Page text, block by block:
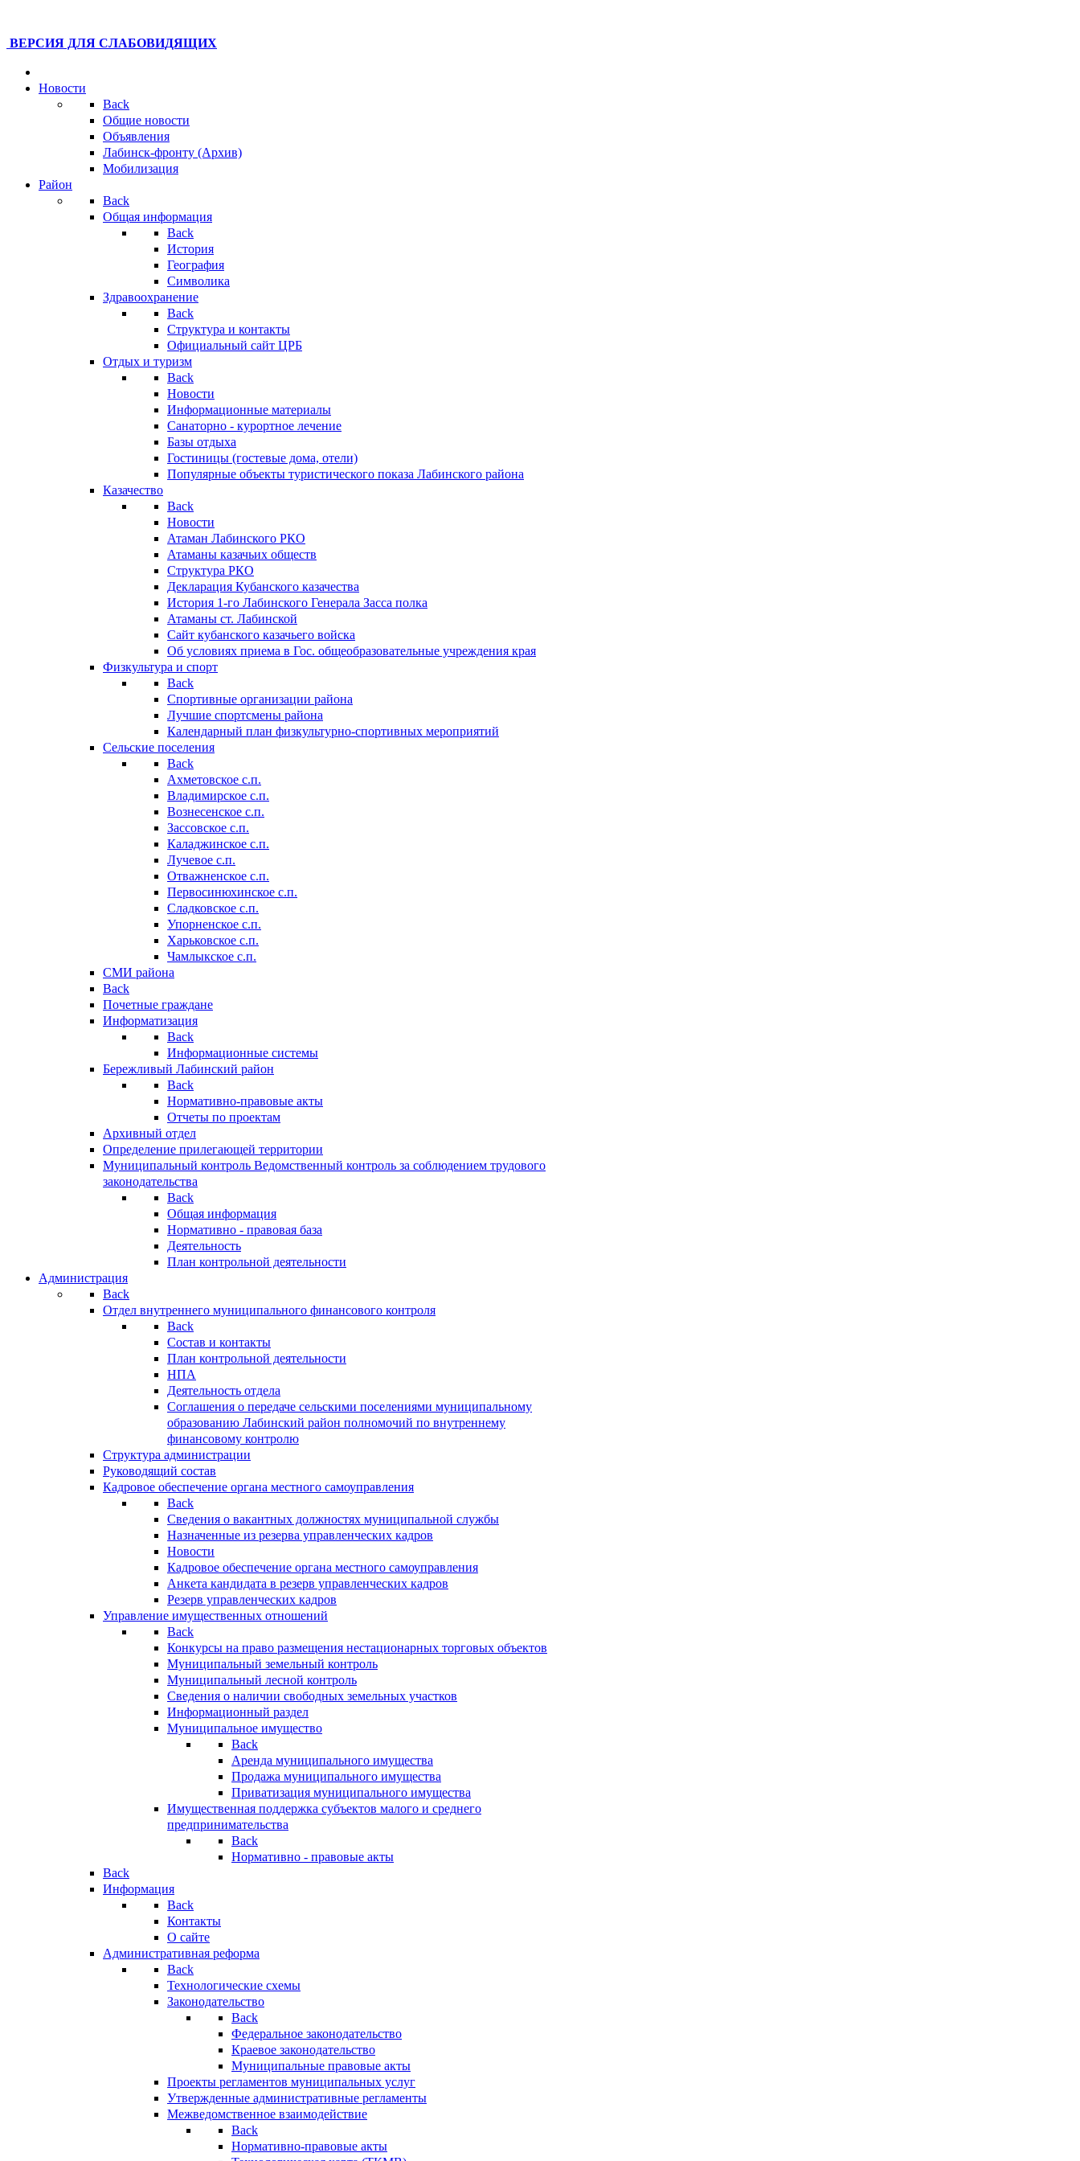
ВЕРСИЯ ДЛЯ СЛАБОВИДЯЩИХ
Новости
Back
Общие новости
Объявления
Лабинск-фронту (Архив)
Мобилизация
Район
Back
Общая информация
Back
История
География
Символика
Здравоохранение
Back
Структура и контакты
Официальный сайт ЦРБ
Отдых и туризм
Back
Новости
Информационные материалы
Санаторно - курортное лечение
Базы отдыха
Гостиницы (гостевые дома, отели)
Популярные объекты туристического показа Лабинского района
Казачество
Back
Новости
Атаман Лабинского РКО
Атаманы казачьих обществ
Структура РКО
Декларация Кубанского казачества
История 1-го Лабинского Генерала Засса полка
Атаманы ст. Лабинской
Cайт кубанского казачьего войска
Об условиях приема в Гос. общеобразовательные учреждения края
Физкультура и спорт
Back
Спортивные организации района
Лучшие спортсмены района
Календарный план физкультурно-спортивных мероприятий
Сельские поселения
Back
Ахметовское с.п.
Владимирское с.п.
Вознесенское с.п.
Зассовское с.п.
Каладжинское с.п.
Лучевое с.п.
Отважненское с.п.
Первосинюхинское с.п.
Сладковское с.п.
Упорненское с.п.
Харьковское с.п.
Чамлыкское с.п.
СМИ района
Back
Почетные граждане
Информатизация
Back
Информационные системы
Бережливый Лабинский район
Back
Нормативно-правовые акты
Отчеты по проектам
Архивный отдел
Определение прилегающей территории
Муниципальный контроль Ведомственный контроль за соблюдением трудового
законодательства
Back
Общая информация
Нормативно - правовая база
Деятельность
План контрольной деятельности
Администрация
Back
Отдел внутреннего муниципального финансового контроля
Back
Состав и контакты
План контрольной деятельности
НПА
Деятельность отдела
Соглашения о передаче сельскими поселениями муниципальному
образованию Лабинский район полномочий по внутреннему
финансовому контролю
Структура администрации
Руководящий состав
Кадровое обеспечение органа местного самоуправления
Back
Сведения о вакантных должностях муниципальной службы
Назначенные из резерва управленческих кадров
Новости
Кадровое обеспечение органа местного самоуправления
Анкета кандидата в резерв управленческих кадров
Резерв управленческих кадров
Управление имущественных отношений
Back
Конкурсы на право размещения нестационарных торговых объектов
Муниципальный земельный контроль
Муниципальный лесной контроль
Сведения о наличии свободных земельных участков
Информационный раздел
Муниципальное имущество
Back
Аренда муниципального имущества
Продажа муниципального имущества
Приватизация муниципального имущества
Имущественная поддержка субъектов малого и среднего
предпринимательства
Back
Нормативно - правовые акты
Back
Информация
Back
Контакты
О сайте
Административная реформа
Back
Технологические схемы
Законодательство
Back
Федеральное законодательство
Краевое законодательство
Муниципальные правовые акты
Проекты регламентов муниципальных услуг
Утвержденные административные регламенты
Межведомственное взаимодействие
Back
Нормативно-правовые акты